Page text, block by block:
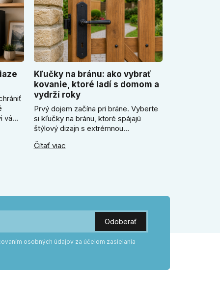
vám
Kľučky na bránu: ako vybrať
kovanie, ktoré ladí s domom a
vydrží roky
Prvý dojem začína pri bráne. Vyberte
si kľučky na bránu, ktoré spájajú
štýlový dizajn s extrémnou
hľadáte rustikálnu patinu alebo
ponuku a vyberte si tú pravú!
Čítať viac
osobných údajov za účelom zasielania